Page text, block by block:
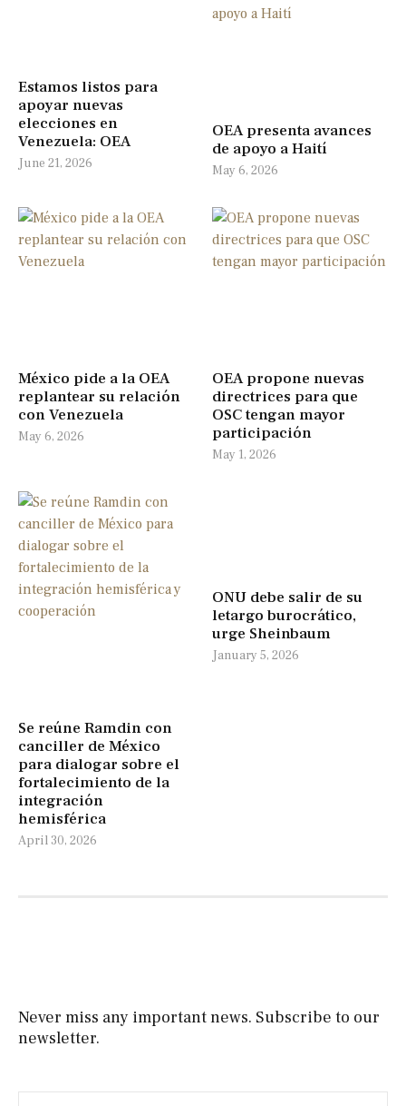
Estamos listos para
apoyar nuevas
elecciones en
Venezuela: OEA
June 21, 2026
OEA presenta avances
de apoyo a Haití
May 6, 2026
México pide a la OEA
replantear su relación
con Venezuela
May 6, 2026
OEA propone nuevas
directrices para que
OSC tengan mayor
participación
May 1, 2026
Se reúne Ramdin con
canciller de México
para dialogar sobre el
fortalecimiento de la
integración
hemisférica
April 30, 2026
ONU debe salir de su
letargo burocrático,
urge Sheinbaum
January 5, 2026
Never miss any important news. Subscribe to our
newsletter.